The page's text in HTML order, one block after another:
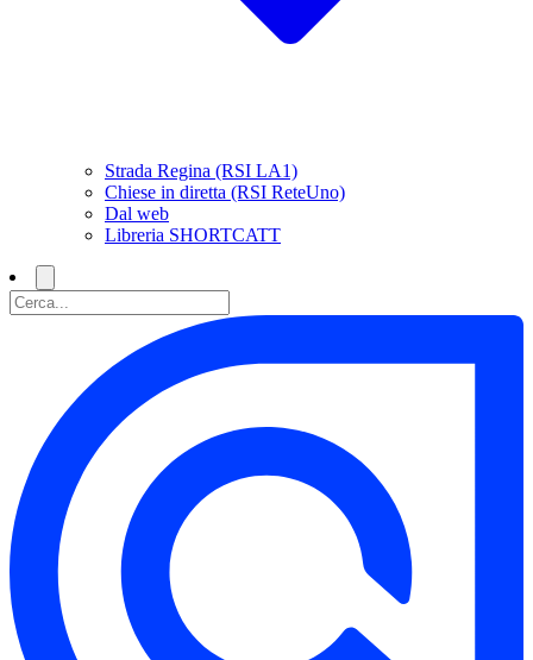
Strada Regina (RSI LA1)
Chiese in diretta (RSI ReteUno)
Dal web
Libreria SHORTCATT